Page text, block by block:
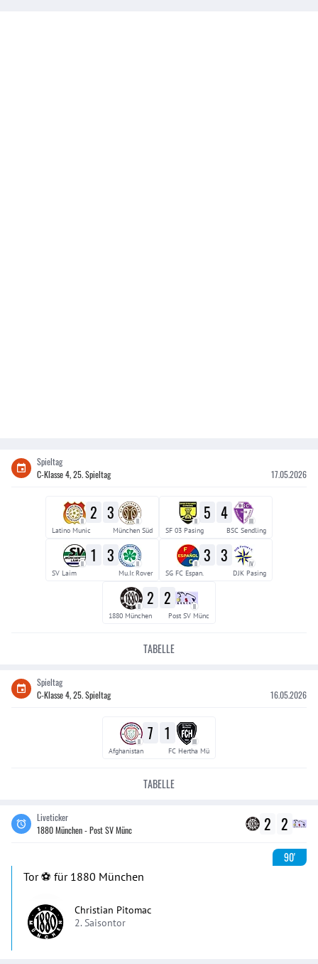
Spieltag
C-Klasse 4, 25. Spieltag
17.05.2026
II 2 3 II
Latino Munic München Süd
II 5 4 III
SF 03 Pasing BSC Sendling
II 1 3 II
SV Laim Mu.Ir. Rover
II 3 3 IV
SG FC Espan. DJK Pasing
II 2 2 II
1880 München Post SV Münc
TABELLE
Spieltag
C-Klasse 4, 25. Spieltag
16.05.2026
II 7 1 III
Afghanistan FC Hertha Mü
TABELLE
Liveticker
1880 München - Post SV Münc
2 2
90'
Tor ⚽️ für 1880 München
Christian Pitomac
2. Saisontor